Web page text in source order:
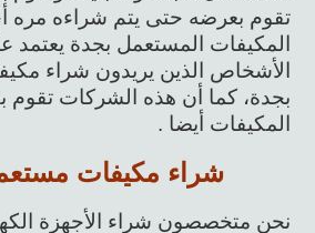
تقوم بعرضه حتى يتم شراءه مره
المكيفات المستعمل بجدة يعتمد
الأشخاص الذين يريدون شراء
بجدة، كما أن هذه الشركات تقوم
المكيفات أيضا .
شراء مكيفات
نحن متخصصون شراء الأجهزة